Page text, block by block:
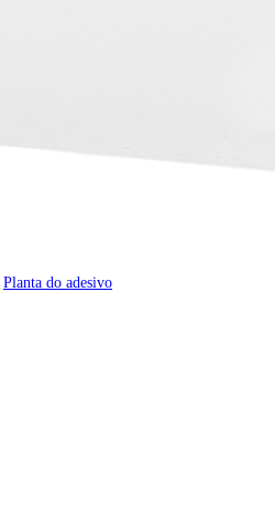
Planta do adesivo